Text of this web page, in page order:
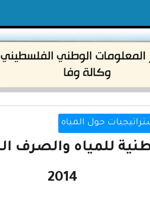
حول المياه
للمياه والصرف
2014